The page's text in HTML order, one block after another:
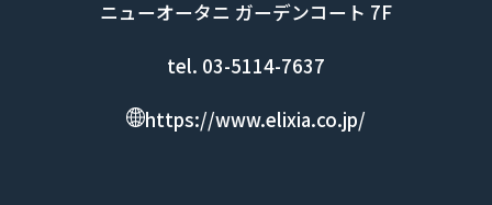
ニューオータニ ガーデンコート 7F
tel. 03-5114-7637
https://www.elixia.co.jp/